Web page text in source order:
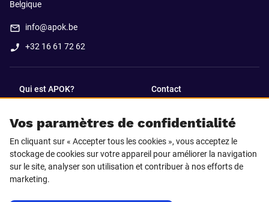
Vos paramètres de confidentialité
En cliquant sur « Accepter tous les cookies », vous acceptez le
stockage de cookies sur votre appareil pour améliorer la navigation
sur le site, analyser son utilisation et contribuer à nos efforts de
marketing.
Belgique
info@apok.be
+32 16 61 72 62
Qui est APOK? Contact
SUIVEZ-NOUS SUR
Facebook LinkedIn